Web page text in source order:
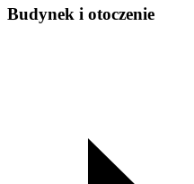
Budynek i otoczenie